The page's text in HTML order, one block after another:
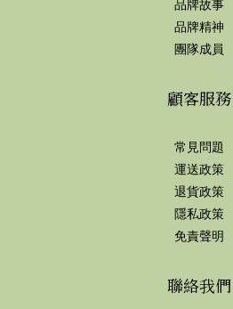
品牌故事
品牌精神
團隊成員
顧客服務
常見問題
運送政策
退貨政策
隱私政策
免責聲明
聯絡我們